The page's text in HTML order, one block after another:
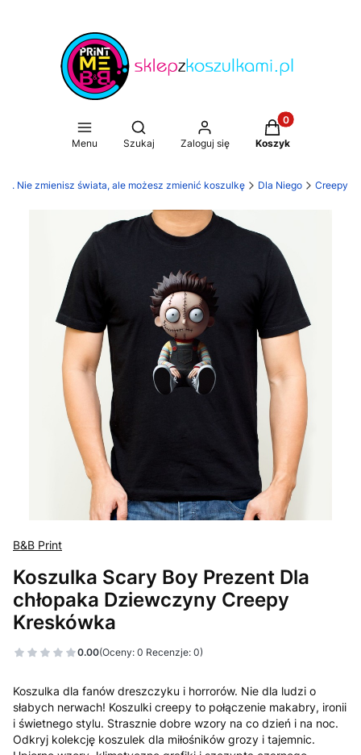
Menu
Otwórz wyszukiwarkę
Szukaj Zaloguj się
Produkty w
Koszyk
Nie zmienisz świata, ale możesz zmienić koszulkę Dla Niego Creepy
B&B Print
Koszulka Scary Boy Prezent Dla
chłopaka Dziewczyny Creepy
Kreskówka
0.00(Oceny: 0 Recenzje: 0)
Koszulka dla fanów dreszczyku i horrorów. Nie dla ludzi o
słabych nerwach! Koszulki creepy to połączenie makabry, ironii
i świetnego stylu. Strasznie dobre wzory na co dzień i na noc.
Odkryj kolekcję koszulek dla miłośników grozy i tajemnic.